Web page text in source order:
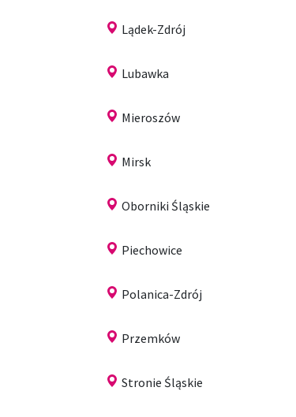
Lądek-Zdrój
Lubawka
Mieroszów
Mirsk
Oborniki Śląskie
Piechowice
Polanica-Zdrój
Przemków
Stronie Śląskie